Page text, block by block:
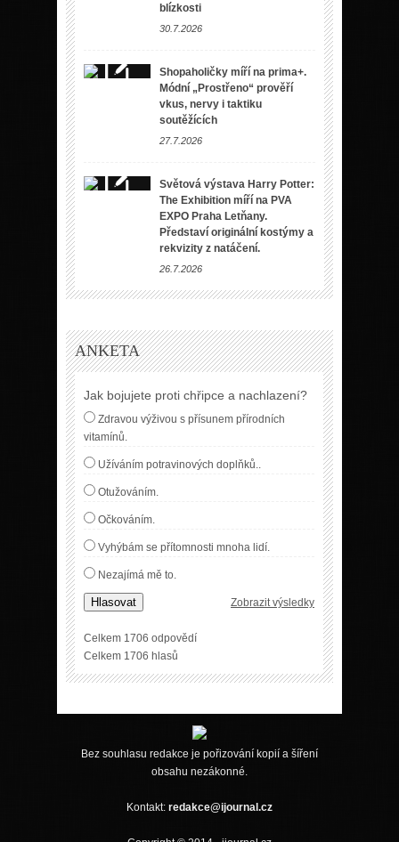
blízkosti
30.7.2026
Shopaholičky míří na prima+.
Módní „Prostřeno“ prověří
vkus, nervy i taktiku
soutěžících
27.7.2026
Světová výstava Harry Potter:
The Exhibition míří na PVA
EXPO Praha Letňany.
Představí originální kostýmy a
rekvizity z natáčení.
26.7.2026
ANKETA
Jak bojujete proti chřipce a nachlazení?
Zdravou výživou s přísunem přírodních
vitamínů.
Užíváním potravinových doplňků..
Otužováním.
Očkováním.
Vyhýbám se přítomnosti mnoha lidí.
Nezajímá mě to.
Hlasovat Zobrazit výsledky
Celkem 1706 odpovědí
Celkem 1706 hlasů
Bez souhlasu redakce je pořizování kopií a šíření
obsahu nezákonné.
Kontakt: redakce@ijournal.cz